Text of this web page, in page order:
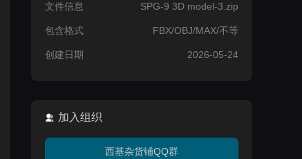
文件信息 SPG-9 3D model-3.zip
包含格式 FBX/OBJ/MAX/不等
创建日期 2026-05-24
加入组织
西基杂货铺QQ群